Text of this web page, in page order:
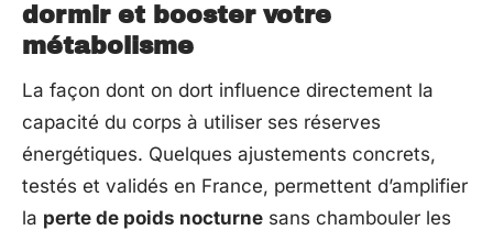
dormir et booster votre
métabolisme
La façon dont on dort influence directement la
capacité du corps à utiliser ses réserves
énergétiques. Quelques ajustements concrets,
testés et validés en France, permettent d’amplifier
la perte de poids nocturne sans chambouler les